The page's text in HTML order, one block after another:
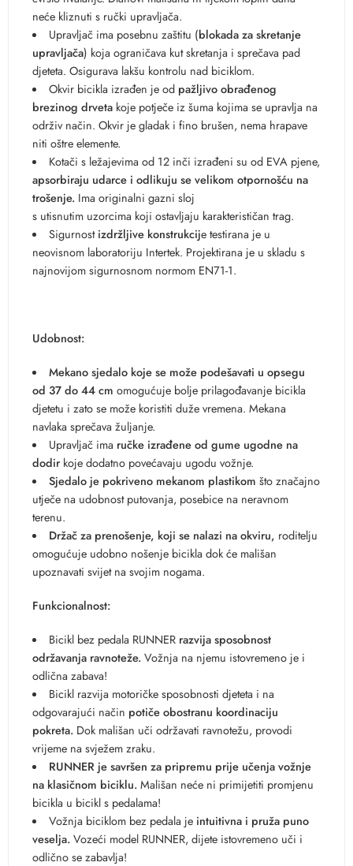
neće kliznuti s ručki upravljača.
Upravljač ima posebnu zaštitu (blokada za skretanje
upravljača) koja ograničava kut skretanja i sprečava pad
djeteta. Osigurava lakšu kontrolu nad biciklom.
Okvir bicikla izrađen je od pažljivo obrađenog
brezinog drveta koje potječe iz šuma kojima se upravlja na
održiv način. Okvir je gladak i fino brušen, nema hrapave
niti oštre elemente.
Kotači s ležajevima od 12 inči izrađeni su od EVA pjene,
apsorbiraju udarce i odlikuju se velikom otpornošću na
trošenje. Ima originalni gazni sloj
s utisnutim uzorcima koji ostavljaju karakterističan trag.
Sigurnostizdržljive konstrukcije testirana je u
neovisnom laboratoriju Intertek. Projektirana je u skladu s
najnovijom sigurnosnom normom EN71-1.
Udobnost:
Mekano sjedalo koje se može podešavati u opsegu
od 37 do 44 cm omogućuje bolje prilagođavanje bicikla
djetetu i zato se može koristiti duže vremena. Mekana
navlaka sprečava žuljanje.
Upravljač ima ručke izrađene od gume ugodne na
dodir koje dodatno povećavaju ugodu vožnje.
Sjedalo je pokriveno mekanom plastikom što značajno
utječe na udobnost putovanja, posebice na neravnom
terenu.
Držač za prenošenje, koji se nalazi na okviru, roditelju
omogućuje udobno nošenje bicikla dok će mališan
upoznavati svijet na svojim nogama.
Funkcionalnost:
Bicikl bez pedala RUNNER razvija sposobnost
održavanja ravnoteže.Vožnja na njemu istovremeno je i
odlična zabava!
Bicikl razvija motoričke sposobnosti djeteta i na
odgovarajući način potiče obostranu koordinaciju
pokreta. Dok mališan uči održavati ravnotežu, provodi
vrijeme na svježem zraku.
RUNNER je savršen za pripremu prije učenja vožnje
na klasičnom biciklu.Mališan neće ni primijetiti promjenu
bicikla u bicikl s pedalama!
Vožnja biciklom bez pedala je intuitivna i pruža puno
veselja.Vozeći model RUNNER, dijete istovremeno uči i
odlično se zabavlja!